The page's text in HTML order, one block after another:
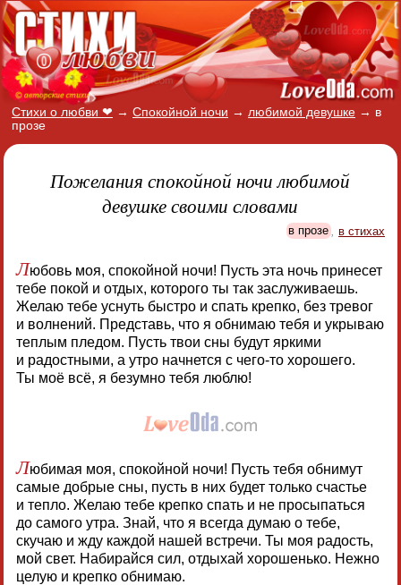
Стихи о любви ❤ → Спокойной ночи → любимой девушке → в
прозе
Пожелания спокойной ночи любимой
девушке своими словами
в прозе в стихах
Любовь моя, спокойной ночи! Пусть эта ночь принесет
тебе покой и отдых, которого ты так заслуживаешь.
Желаю тебе уснуть быстро и спать крепко, без тревог
и волнений. Представь, что я обнимаю тебя и укрываю
теплым пледом. Пусть твои сны будут яркими
и радостными, а утро начнется с чего-то хорошего.
Ты моё всё, я безумно тебя люблю!
Любимая моя, спокойной ночи! Пусть тебя обнимут
самые добрые сны, пусть в них будет только счастье
и тепло. Желаю тебе крепко спать и не просыпаться
до самого утра. Знай, что я всегда думаю о тебе,
скучаю и жду каждой нашей встречи. Ты моя радость,
мой свет. Набирайся сил, отдыхай хорошенько. Нежно
целую и крепко обнимаю.